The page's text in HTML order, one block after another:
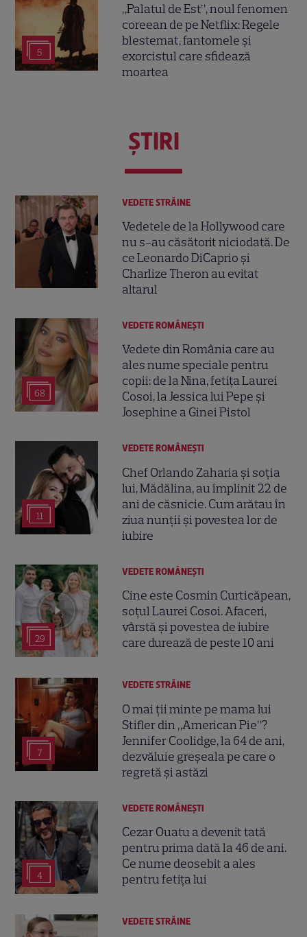
5
„Palatul de Est”, noul fenomen
coreean de pe Netflix: Regele
blestemat, fantomele și
exorcistul care sfidează
moartea
ŞTIRI
VEDETE STRĂINE
Vedetele de la Hollywood care
nu s-au căsătorit niciodată. De
ce Leonardo DiCaprio și
Charlize Theron au evitat
altarul
68
VEDETE ROMÂNEŞTI
Vedete din România care au
ales nume speciale pentru
copii: de la Nina, fetița Laurei
Cosoi, la Jessica lui Pepe și
Josephine a Ginei Pistol
11
VEDETE ROMÂNEŞTI
Chef Orlando Zaharia și soția
lui, Mădălina, au împlinit 22 de
ani de căsnicie. Cum arătau în
ziua nunții și povestea lor de
iubire
29
VEDETE ROMÂNEŞTI
Cine este Cosmin Curticăpean,
soțul Laurei Cosoi. Afaceri,
vârstă și povestea de iubire
care durează de peste 10 ani
7
VEDETE STRĂINE
O mai ții minte pe mama lui
Stifler din „American Pie”?
Jennifer Coolidge, la 64 de ani,
dezvăluie greșeala pe care o
regretă și astăzi
4
VEDETE ROMÂNEŞTI
Cezar Ouatu a devenit tată
pentru prima dată la 46 de ani.
Ce nume deosebit a ales
pentru fetița lui
VEDETE STRĂINE